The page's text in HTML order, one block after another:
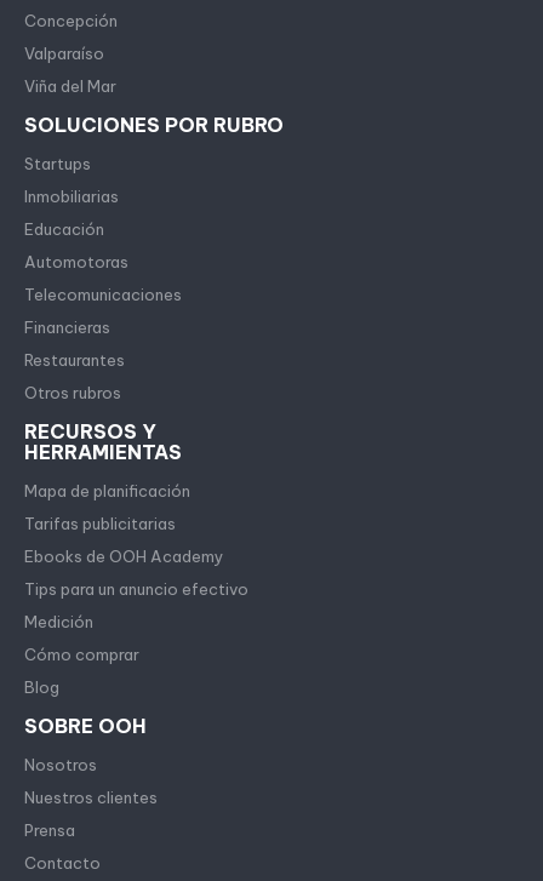
Concepción
Valparaíso
Viña del Mar
SOLUCIONES POR RUBRO
Startups
Inmobiliarias
Educación
Automotoras
Telecomunicaciones
Financieras
Restaurantes
Otros rubros
RECURSOS Y
HERRAMIENTAS
Mapa de planificación
Tarifas publicitarias
Ebooks de OOH Academy
Tips para un anuncio efectivo
Medición
Cómo comprar
Blog
SOBRE OOH
Nosotros
Nuestros clientes
Prensa
Contacto